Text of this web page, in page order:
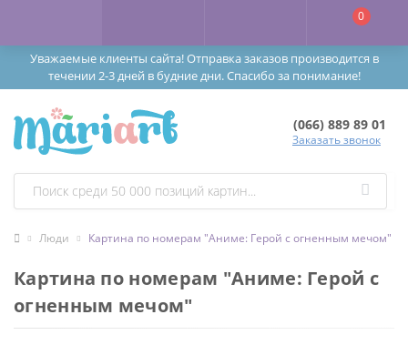
Уважаемые клиенты сайта! Отправка заказов производится в
течении 2-3 дней в будние дни. Спасибо за понимание!
0
(066) 889 89 01
Заказать звонок
Люди Картина по номерам "Аниме: Герой с огненным мечом"
Картина по номерам "Аниме: Герой с
огненным мечом"